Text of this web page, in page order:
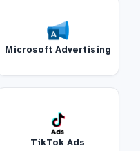
Microsoft Advertising
TikTok Ads